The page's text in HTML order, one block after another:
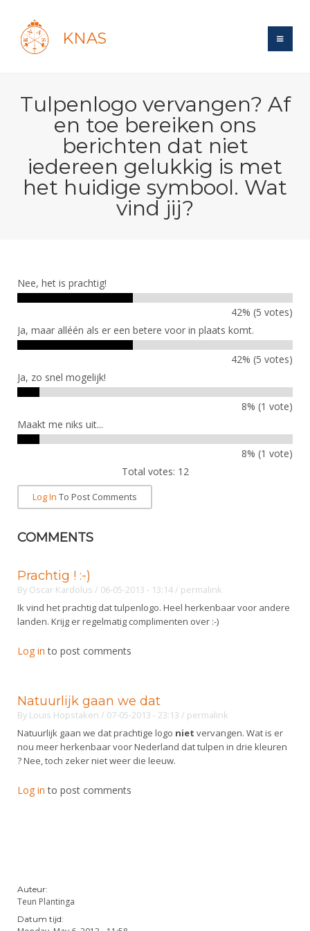
KNAS
Login
Recent posts
Books
Polls
Evenement
Gebruiksvoorwaarden
Historie
Bond
Beleid
Lidmaatschap
Sponsors en Partners
Bestuur
Commissies
Ereleden
Leden van Verdiensten
Vacatures
Bondsbureau
Contact
Medewerkers
Formulieren
Alle Verenigingen
Nieuws
Witte Vlekkenplan
Oprichting Vereniging
Overschrijven leden
Schermen
Breedtesport
Introductie
Wedstrijdsport
Ranglijsten
Reglementen
Schermpaspoort
Wedstrijdkalender
NK's
JEC
Veteranenwedstrijden
Wedstrijdorganisatie
Aanvragen van scheidsrechters
Scheidsrechterslijst
Import inschrijvingen uit Nahouw
Topsport
Oranje
FBT
Talentontwikkeling
Atletencommissie
Internationale aanmeldingen
Informatie
Ouders en vereniging
Brassardsysteem
Voor coaches en leraren
Nieuws
Nationale opleidingen
Internationale opleidingen
Leraar
Voor scheidsrechters
Scheidsrechterslijst
Scheidsrechter Documentatie
Tuchtzaken
Infotheek
Bibliotheek
Touché
Schermforum
Contact
NK organiseren
Tulpenlogo vervangen? Af
en toe bereiken ons
berichten dat niet
iedereen gelukkig is met
het huidige symbool. Wat
vind jij?
Nee, het is prachtig!
42% (5 votes)
Ja, maar alléén als er een betere voor in plaats komt.
42% (5 votes)
Ja, zo snel mogelijk!
8% (1 vote)
Maakt me niks uit...
8% (1 vote)
Total votes: 12
Log In To Post Comments
COMMENTS
Prachtig ! :-)
By Oscar Kardolus / 06-05-2013 - 13:14/ permalink
Ik vind het prachtig dat tulpenlogo. Heel herkenbaar voor andere
landen. Krijg er regelmatig complimenten over :-)
Log in to post comments
Natuurlijk gaan we dat
By Louis Hopstaken / 07-05-2013 - 23:13 / permalink
Natuurlijk gaan we dat prachtige logo niet vervangen. Wat is er
nou meer herkenbaar voor Nederland dat tulpen in drie kleuren
? Nee, toch zeker niet weer die leeuw.
Log in to post comments
Auteur:
Teun Plantinga
Datum tijd: